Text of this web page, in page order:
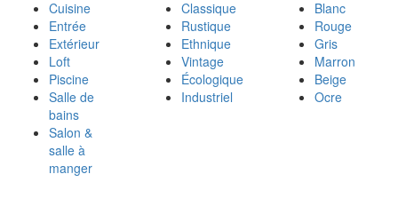
Cuisine
Entrée
Extérieur
Loft
Piscine
Salle de
bains
Salon &
salle à
manger
Classique
Rustique
Ethnique
Vintage
Écologique
Industriel
Blanc
Rouge
Gris
Marron
Beige
Ocre